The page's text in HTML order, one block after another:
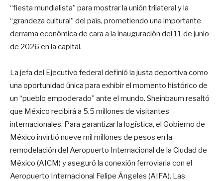
“fiesta mundialista” para mostrar la unión trilateral y la
“grandeza cultural” del país, prometiendo una importante
derrama económica de cara a la inauguración del 11 de junio
de 2026 en la capital.
La jefa del Ejecutivo federal definió la justa deportiva como
una oportunidad única para exhibir el momento histórico de
un “pueblo empoderado” ante el mundo. Sheinbaum resaltó
que México recibirá a 5.5 millones de visitantes
internacionales. Para garantizar la logística, el Gobierno de
México invirtió nueve mil millones de pesos en la
remodelación del Aeropuerto Internacional de la Ciudad de
México (AICM) y aseguró la conexión ferroviaria con el
Aeropuerto Internacional Felipe Ángeles (AIFA). Las